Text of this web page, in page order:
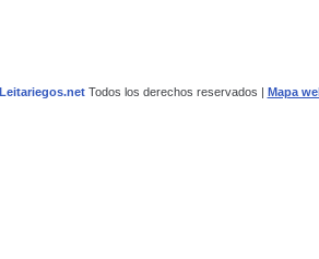
Leitariegos.netTodos los derechos reservados | Mapa